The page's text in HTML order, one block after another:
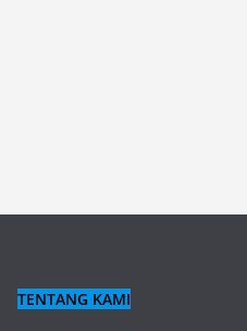
TENTANG KAMI